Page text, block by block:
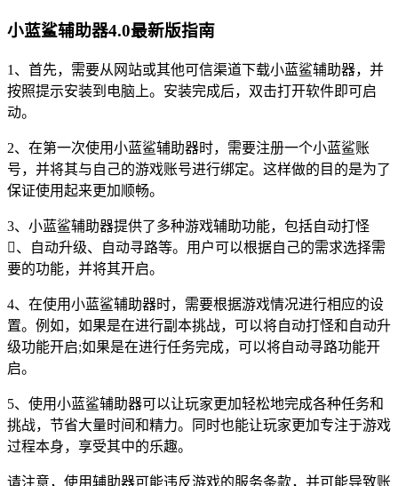
小蓝鲨辅助器4.0最新版指南
1、首先，需要从网站或其他可信渠道下载小蓝鲨辅助器，并
按照提示安装到电脑上。安装完成后，双击打开软件即可启
动。
2、在第一次使用小蓝鲨辅助器时，需要注册一个小蓝鲨账
号，并将其与自己的游戏账号进行绑定。这样做的目的是为了
保证使用起来更加顺畅。
3、小蓝鲨辅助器提供了多种游戏辅助功能，包括自动打怪
、自动升级、自动寻路等。用户可以根据自己的需求选择需
要的功能，并将其开启。
4、在使用小蓝鲨辅助器时，需要根据游戏情况进行相应的设
置。例如，如果是在进行副本挑战，可以将自动打怪和自动升
级功能开启;如果是在进行任务完成，可以将自动寻路功能开
启。
5、使用小蓝鲨辅助器可以让玩家更加轻松地完成各种任务和
挑战，节省大量时间和精力。同时也能让玩家更加专注于游戏
过程本身，享受其中的乐趣。
请注意，使用辅助器可能违反游戏的服务条款，并可能导致账